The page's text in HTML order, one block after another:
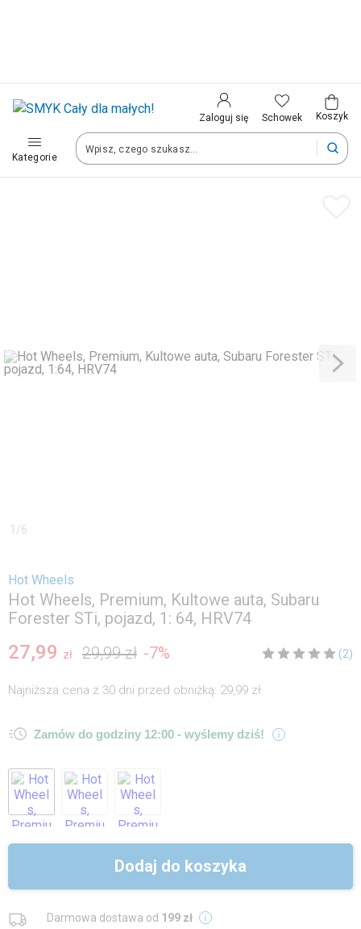
Zaloguj się Schowek Koszyk
Kategorie
Polska (Poland)
Twoje zamówienia dostarczymy na teren wybranego kraju.
Zapisz
1 /6
Hot Wheels
Hot Wheels, Premium, Kultowe auta, Subaru
Forester STi, pojazd, 1: 64, HRV74
27,99 zł 29,99 zł -7% (2)
Najniższa cena z 30 dni przed obniżką: 29,99 zł
Zamów do godziny 12:00 - wyślemy dziś!
Dodaj do koszyka
Darmowa dostawa od 199 zł